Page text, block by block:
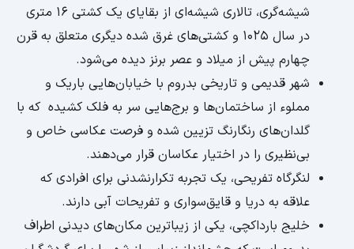
شیشه‌گری، تالاری شیشه‌ای از بقایای یک کشتی ۱۶ متری
در سال ۱۰۲۵ و کشتی‌های غرق شده دیگری متعلق به قرن
چهارم پیش از میلاد و عصر برنز دیده می‌شود.
شهر قدیمی و تاریخی بدروم با خیابان‌هایی باریک و
مملوء از ساختمان‌ها و برج‌هایی سر به فلک کشیده که با
گلدان‌های رنگارنگ تزیین شده و فرصت عکاسی خاص و
بی‌نظیری را در اختیار عکاسان قرار می‌دهند.
لنگرگاه تفریحی، یک تجربه تکرارنشدنی برای افرادی که
علاقه به دریا و قایق‌سواری و تفریحات آبی دارند.
خلیج بارداکچی، یکی از زیباترین مکان‌های دیدنی اطراف